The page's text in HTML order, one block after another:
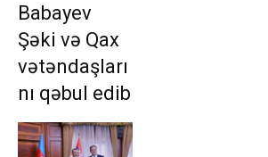
Babayev
Şəki və Qax
vətəndaşları
nı qəbul edib